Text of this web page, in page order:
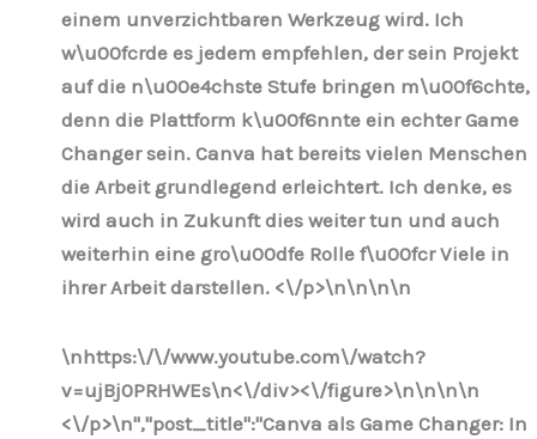
einem unverzichtbaren Werkzeug wird. Ich
w\u00fcrde es jedem empfehlen, der sein Projekt
auf die n\u00e4chste Stufe bringen m\u00f6chte,
denn die Plattform k\u00f6nnte ein echter Game
Changer sein. Canva hat bereits vielen Menschen
die Arbeit grundlegend erleichtert. Ich denke, es
wird auch in Zukunft dies weiter tun und auch
weiterhin eine gro\u00dfe Rolle f\u00fcr Viele in
ihrer Arbeit darstellen. <\/p>\n\n\n\n
\nhttps:\/\/www.youtube.com\/watch?
v=ujBj0PRHWEs\n<\/div><\/figure>\n\n\n\n
<\/p>\n","post_title":"Canva als Game Changer: In